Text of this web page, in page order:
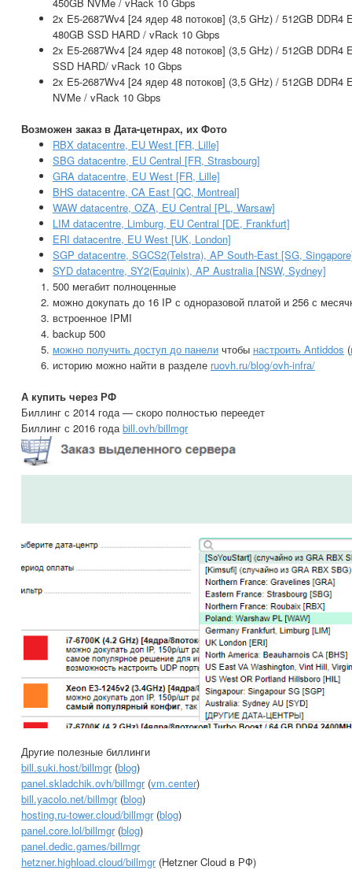
2x E5-2687Wv4 [24 ядер 48 потоков] (3,5 GHz) / 512GB DDR4
480GB SSD HARD / vRack 10 Gbps
2x E5-2687Wv4 [24 ядер 48 потоков] (3,5 GHz) / 512GB DDR4
SSD HARD/ vRack 10 Gbps
2x E5-2687Wv4 [24 ядер 48 потоков] (3,5 GHz) / 512GB DDR4
NVMe / vRack 10 Gbps
Возможен заказ в Дата-цетнрах, их Фото
RBX datacentre, EU West [FR, Lille]
SBG datacentre, EU Central [FR, Strasbourg]
GRA datacentre, EU West [FR, Lille]
BHS datacentre, CA East [QC, Montreal]
WAW datacentre, OZA, EU Central [PL, Warsaw]
LIM datacentre, Limburg, EU Central [DE, Frankfurt]
ERI datacentre, EU West [UK, London]
SGP datacentre, SGCS2(Telstra), AP South-East [SG,
SYD datacentre, SY2(Equinix), AP Australia [NSW, Sydney]
500 мегабит полноценные
можно докупать до 16 IP с одноразовой платой и 256 с
встроенное IPMI
backup 500
можно получить доступ до панели чтобы настроить Antiddos (
историю можно найти в разделе ruovh.ru/blog/ovh-infra/
А купить через РФ
Биллинг с 2014 года — скоро полностью переедет
Биллинг с 2016 годаbill.ovh/billmgr
Другие полезные биллинги
bill.suki.host/billmgr(blog)
panel.skladchik.ovh/billmgr(vm.center)
bill.yacolo.net/billmgr(blog)
hosting.ru-tower.cloud/billmgr(blog)
panel.core.lol/billmgr(blog)
panel.dedic.games/billmgr
hetzner.highload.cloud/billmgr(Hetzner Cloud в РФ)